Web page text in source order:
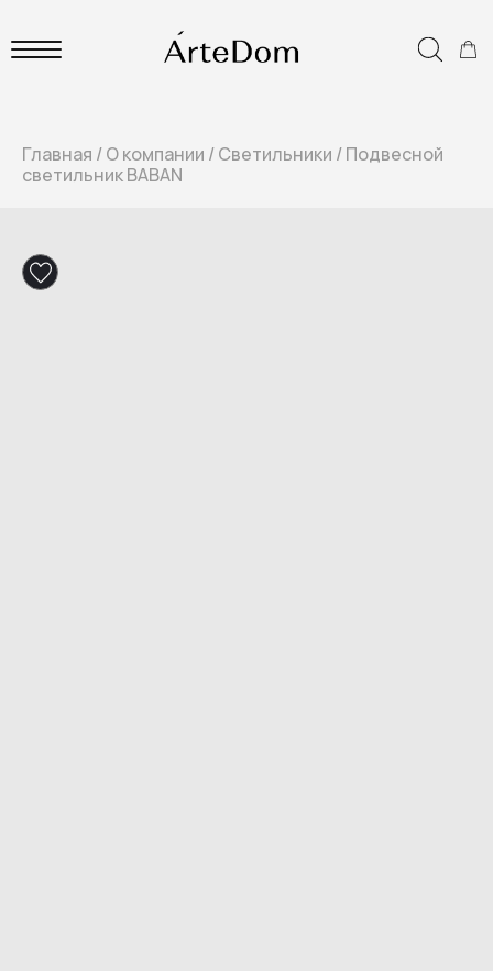
Главная /О компании /Светильники /Подвесной
светильник BABAN